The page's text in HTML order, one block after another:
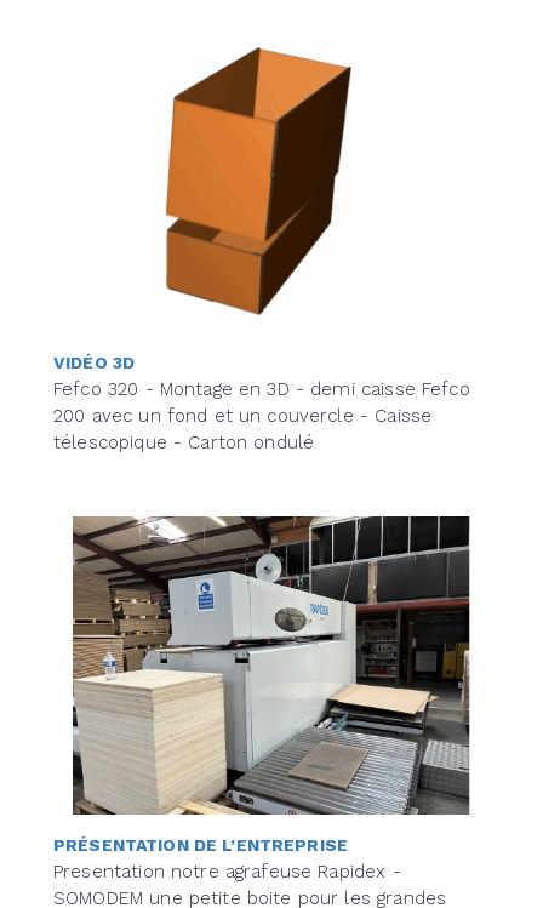
VIDÉO 3D
Fefco 320 - Montage en 3D - demi caisse Fefco
200 avec un fond et un couvercle - Caisse
télescopique - Carton ondulé
PRÉSENTATION DE L’ENTREPRISE
Presentation notre agrafeuse Rapidex -
SOMODEM une petite boite pour les grandes